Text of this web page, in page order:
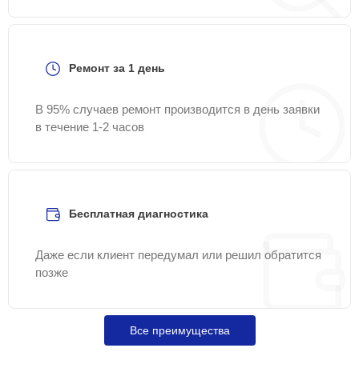
Ремонт за 1 день
В 95% случаев ремонт производится в день заявки
в течение 1-2 часов
Бесплатная диагностика
Даже если клиент передумал или решил обратится
позже
Все преимущества